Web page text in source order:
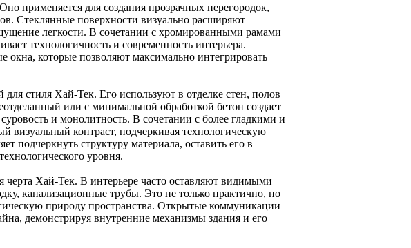
применяется для создания прозрачных перегородок,
Стеклянные поверхности визуально расширяют
легкости. В сочетании с хромированными рамами
технологичность и современность интерьера.
которые позволяют максимально интегрировать
стиля Хай-Тек. Его используют в отделке стен, полов
или с минимальной обработкой бетон создает
и монолитность. В сочетании с более гладкими и
визуальный контраст, подчеркивая технологическую
подчеркнуть структуру материала, оставить его в
уровня.
Хай-Тек. В интерьере часто оставляют видимыми
канализационные трубы. Это не только практично, но
природу пространства. Открытые коммуникации
демонстрируя внутренние механизмы здания и его